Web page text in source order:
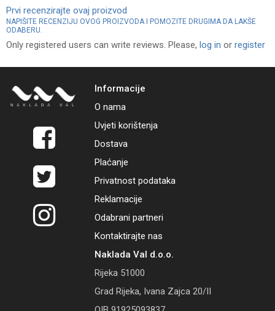
Prvi recenzirajte ovaj proizvod
NAPIŠITE RECENZIJU OVOG PROIZVODA I POMOZITE DRUGIMA DA LAKŠE
ODABERU.
Only registered users can write reviews. Please, log in or register
Informacije
O nama
Uvjeti korištenja
Dostava
Plaćanje
Privatnost podataka
Reklamacije
Odabrani partneri
Kontaktirajte nas
Naklada Val d.o.o.
Rijeka 51000
Grad Rijeka, Ivana Zajca 20/II